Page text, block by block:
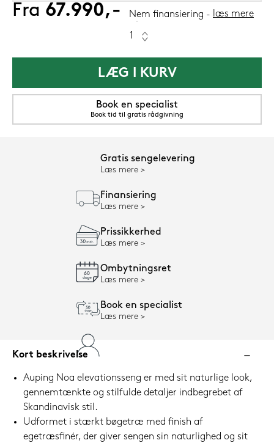
Fra 67.990,- Nem finansiering læs mere
LÆG I KURV
Book en specialist
Book tid til gratis rådgivning
Gratis sengelevering
Læs mere
Finansiering
Læs mere
Prissikkerhed
Læs mere
Ombytningsret
Læs mere
Book en specialist
Læs mere
Kort beskrivelse
Auping Noa elevationsseng er med sit naturlige look,
gennemtænkte og stilfulde detaljer indbegrebet af
Skandinavisk stil.
Udformet i stærkt bøgetræ med finish af
egetræsfinér, der giver sengen sin naturlighed og sit